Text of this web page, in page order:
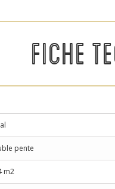
FICHE
pente
m2